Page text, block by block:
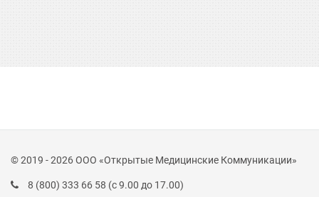
© 2019 - 2026 ООО «Открытые Медицинские Коммуникации»
8 (800) 333 66 58 (с 9.00 до 17.00)